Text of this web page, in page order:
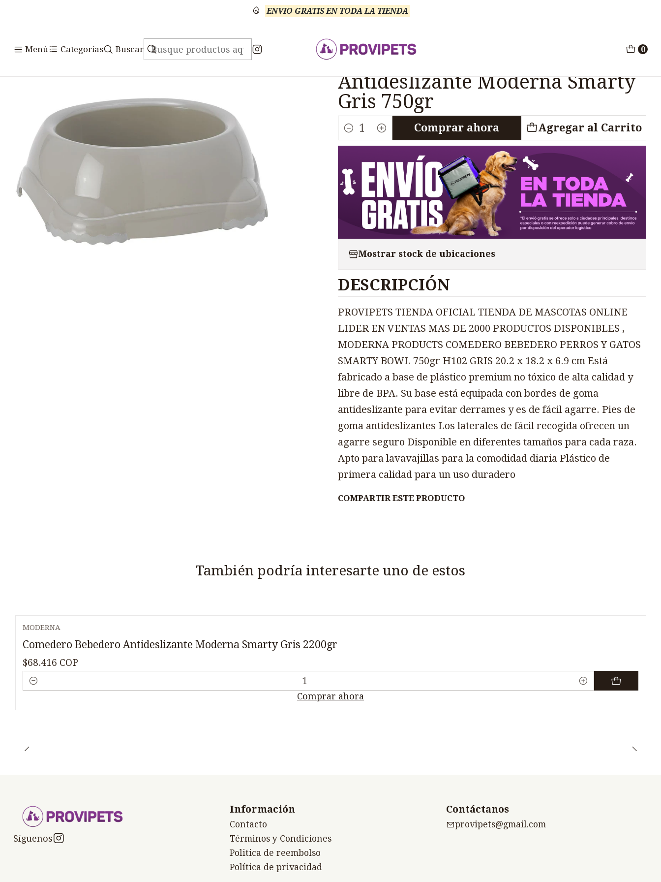
Menú Categorías Buscar 0
ENVIO GRATIS EN TODA LA TIENDA
Comederos y Bebederos Comedero Bebedero Antideslizante Moderna Smarty Gris 750gr
Comedero Bebedero
Antideslizante Moderna Smarty
Gris 750gr
Cantidad
Agregar al Carrito
Comprar ahora
Mostrar stock de ubicaciones
DESCRIPCIÓN
PROVIPETS TIENDA OFICIAL TIENDA DE MASCOTAS ONLINE
LIDER EN VENTAS MAS DE 2000 PRODUCTOS DISPONIBLES ,
MODERNA PRODUCTS COMEDERO BEBEDERO PERROS Y GATOS
SMARTY BOWL 750gr H102 GRIS 20.2 x 18.2 x 6.9 cm Está
fabricado a base de plástico premium no tóxico de alta calidad y
libre de BPA. Su base está equipada con bordes de goma
antideslizante para evitar derrames y es de fácil agarre. Pies de
goma antideslizantes Los laterales de fácil recogida ofrecen un
agarre seguro Disponible en diferentes tamaños para cada raza.
Apto para lavavajillas para la comodidad diaria Plástico de
primera calidad para un uso duradero
COMPARTIR ESTE PRODUCTO
También podría interesarte uno de estos
MODERNA
Comedero Bebedero Antideslizante Moderna Smarty Gris 2200gr
$68.416 COP
Cantidad
Comprar ahora
Síguenos
Información
Contacto
Términos y Condiciones
Politica de reembolso
Política de privacidad
Contáctanos
provipets@gmail.com